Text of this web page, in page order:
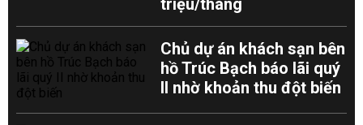
triệu/tháng
Chủ dự án khách sạn bên
hồ Trúc Bạch báo lãi quý
II nhờ khoản thu đột biến